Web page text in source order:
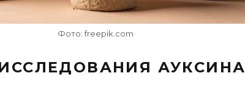
Фото: freepik.com
АУКСИНА